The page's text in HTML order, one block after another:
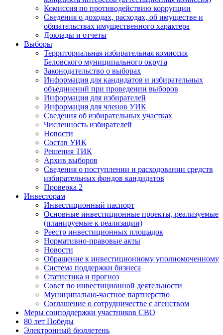
Комиссия по противодействию коррупции
Сведения о доходах, расходах, об имуществе и
обязательствах имущественного характера
Доклады и отчеты
Выборы
Территориальная избирательная комиссия
Беловского муниципального округа
Законодательство о выборах
Информация для кандидатов и избирательных
объединений при проведении выборов
Информация для избирателей
Информация для членов УИК
Сведения об избирательных участках
Численность избирателей
Новости
Состав УИК
Решения ТИК
Архив выборов
Сведения о поступлении и расходовании средств
избирательных фондов кандидатов
Проверка 2
Инвесторам
Инвестиционный паспорт
Основные инвестиционные проекты, реализуемые
(планируемые к реализации)
Реестр инвестиционных площадок
Нормативно-правовые акты
Новости
Обращение к инвестиционному уполномоченному
Система поддержки бизнеса
Статистика и прогноз
Совет по инвестиционной деятельности
Муниципально-частное партнерство
Соглашение о сотрудничестве с агенством
Меры соцподдержки участников СВО
80 лет Победы
Электронный бюллетень